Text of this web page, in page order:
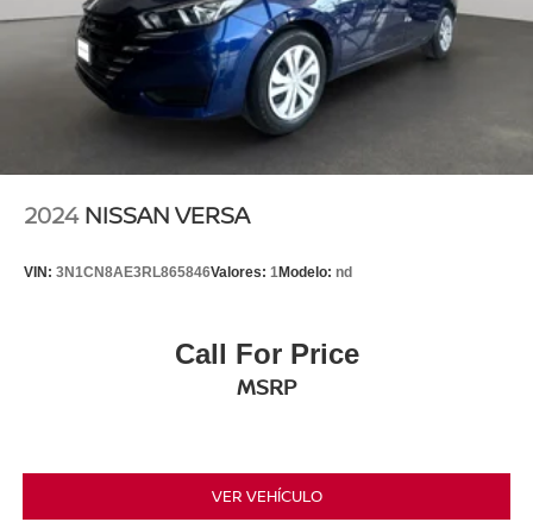
2024 NISSAN VERSA
VIN: 3N1CN8AE3RL865846Valores: 1Modelo: nd
Call For Price
MSRP
VER VEHÍCULO